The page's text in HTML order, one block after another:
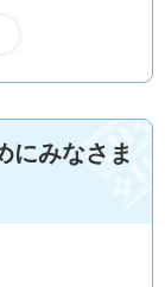
にみなさま